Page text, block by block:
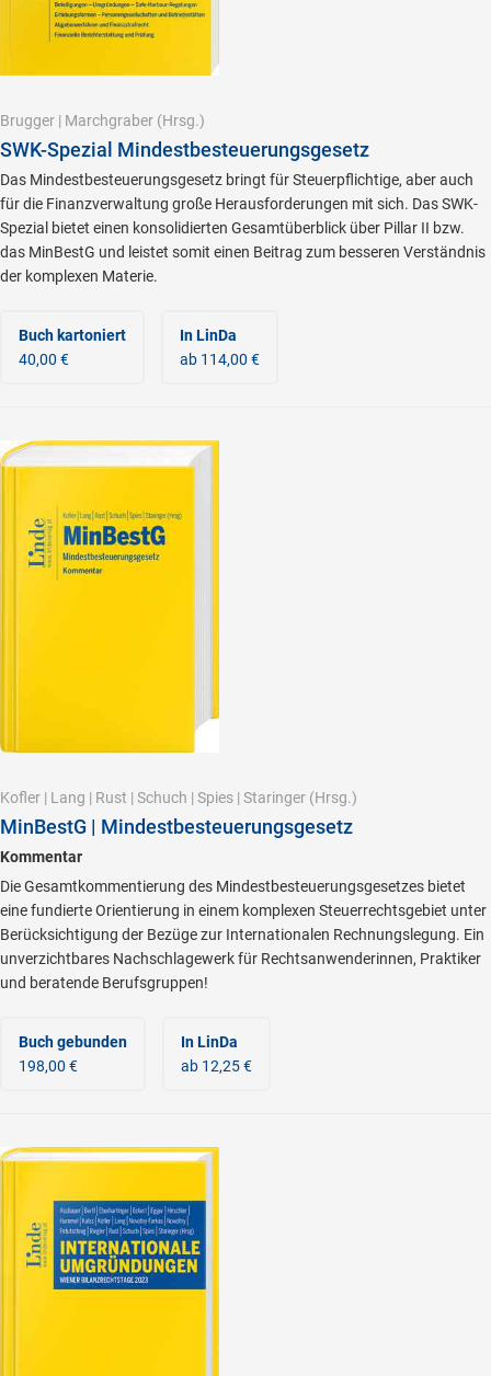
Brugger | Marchgraber (Hrsg.)
SWK-Spezial Mindestbesteuerungsgesetz
Das Mindestbesteuerungsgesetz bringt für Steuerpflichtige, aber auch
für die Finanzverwaltung große Herausforderungen mit sich. Das SWK-
Spezial bietet einen konsolidierten Gesamtüberblick über Pillar II bzw.
das MinBestG und leistet somit einen Beitrag zum besseren Verständnis
der komplexen Materie.
Buch kartoniert
40,00 €
In LinDa
ab 114,00 €
Kofler | Lang | Rust | Schuch | Spies | Staringer (Hrsg.)
MinBestG | Mindestbesteuerungsgesetz
Kommentar
Die Gesamtkommentierung des Mindestbesteuerungsgesetzes bietet
eine fundierte Orientierung in einem komplexen Steuerrechtsgebiet unter
Berücksichtigung der Bezüge zur Internationalen Rechnungslegung. Ein
unverzichtbares Nachschlagewerk für Rechtsanwenderinnen, Praktiker
und beratende Berufsgruppen!
Buch gebunden
198,00 €
In LinDa
ab 12,25 €